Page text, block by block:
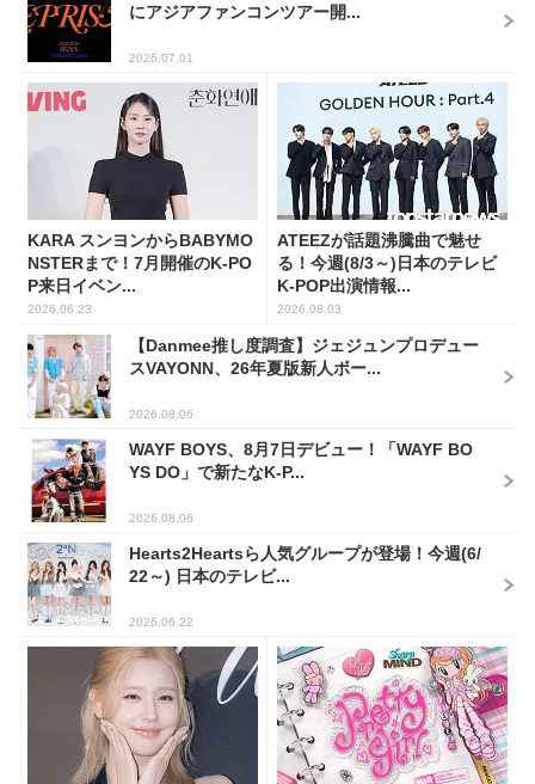
にアジアファンコンツアー開...
2026.07.01
KARA スンヨンからBABYMO
NSTERまで！7月開催のK-PO
P来日イベン...
2026.06.23
ATEEZが話題沸騰曲で魅せ
る！今週(8/3～)日本のテレビ
K-POP出演情報...
2026.08.03
【Danmee推し度調査】ジェジュンプロデュー
スVAYONN、26年夏版新人ボー...
2026.08.06
WAYF BOYS、8月7日デビュー！「WAYF BO
YS DO」で新たなK-P...
2026.08.06
Hearts2Heartsら人気グループが登場！今週(6/
22～) 日本のテレビ...
2026.06.22